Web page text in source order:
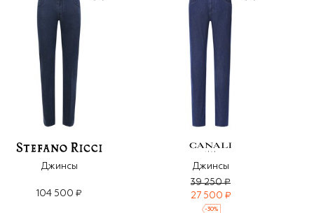
Джинсы
104 500 ₽
Джинсы
39 250 ₽
27 500 ₽
-30%